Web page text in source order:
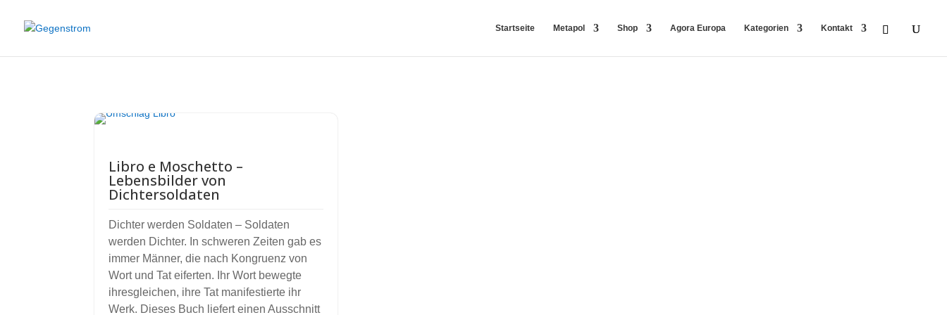
Startseite Metapol Shop Agora Europa Kategorien Kontakt
Libro e Moschetto –
Lebensbilder von
Dichtersoldaten
Dichter werden Soldaten – Soldaten
werden Dichter. In schweren Zeiten gab es
immer Männer, die nach Kongruenz von
Wort und Tat eiferten. Ihr Wort bewegte
ihresgleichen, ihre Tat manifestierte ihr
Werk. Dieses Buch liefert einen Ausschnitt